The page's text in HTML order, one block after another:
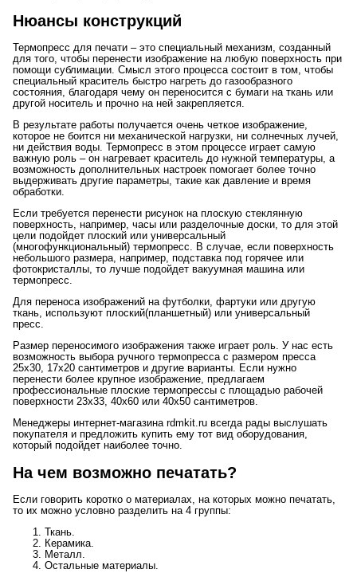
Нюансы конструкций
Термопресс для печати – это специальный механизм, созданный
для того, чтобы перенести изображение на любую поверхность при
помощи сублимации. Смысл этого процесса состоит в том, чтобы
специальный краситель быстро нагреть до газообразного
состояния, благодаря чему он переносится с бумаги на ткань или
другой носитель и прочно на ней закрепляется.
В результате работы получается очень четкое изображение,
которое не боится ни механической нагрузки, ни солнечных лучей,
ни действия воды. Термопресс в этом процессе играет самую
важную роль – он нагревает краситель до нужной температуры, а
возможность дополнительных настроек помогает более точно
выдерживать другие параметры, такие как давление и время
обработки.
Если требуется перенести рисунок на плоскую стеклянную
поверхность, например, часы или разделочные доски, то для этой
цели подойдет плоский или универсальный
(многофункциональный) термопресс. В случае, если поверхность
небольшого размера, например, подставка под горячее или
фотокристаллы, то лучше подойдет вакуумная машина или
термопресс.
Для переноса изображений на футболки, фартуки или другую
ткань, используют плоский(планшетный) или универсальный
пресс.
Размер переносимого изображения также играет роль. У нас есть
возможность выбора ручного термопресса с размером пресса
25x30, 17x20 сантиметров и другие варианты. Если нужно
перенести более крупное изображение, предлагаем
профессиональные плоские термопрессы с площадью рабочей
поверхности 23x33, 40x60 или 40x50 сантиметров.
Менеджеры интернет-магазина rdmkit.ru всегда рады выслушать
покупателя и предложить купить ему тот вид оборудования,
который подойдет наиболее точно.
На чем возможно печатать?
Если говорить коротко о материалах, на которых можно печатать,
то их можно условно разделить на 4 группы:
Ткань.
Керамика.
Металл.
Остальные материалы.